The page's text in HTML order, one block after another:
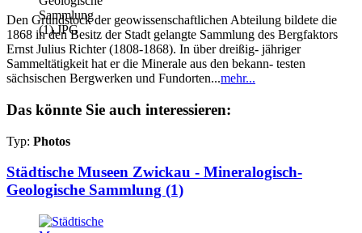
Den Grundstock der geowissenschaftlichen Abteilung bildete die
1868 in den Besitz der Stadt gelangte Sammlung des Bergfaktors
Ernst Julius Richter (1808-1868). In über dreißig- jähriger
Sammeltätigkeit hat er die Minerale aus den bekann- testen
sächsischen Bergwerken und Fundorten...mehr...
Das könnte Sie auch interessieren:
Typ: Photos
Städtische Museen Zwickau - Mineralogisch-
Geologische Sammlung (1)